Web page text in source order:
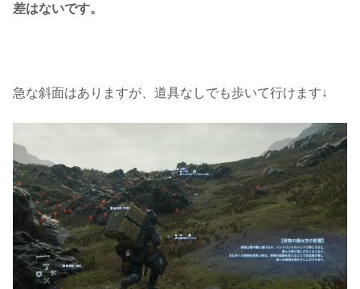
差はないです。
急な斜面はありますが、道具なしでも歩いて行けます↓